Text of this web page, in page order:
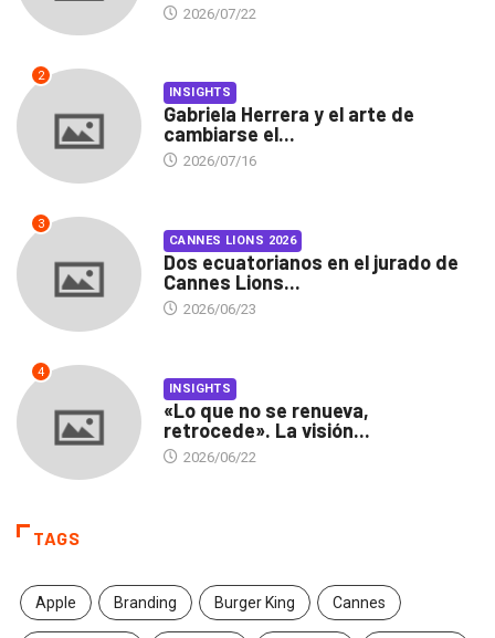
2026/07/22
2
INSIGHTS
Gabriela Herrera y el arte de
cambiarse el...
2026/07/16
3
CANNES LIONS 2026
Dos ecuatorianos en el jurado de
Cannes Lions...
2026/06/23
4
INSIGHTS
«Lo que no se renueva,
retrocede». La visión...
2026/06/22
TAGS
Apple Branding Burger King Cannes